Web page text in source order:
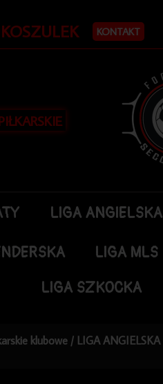
KONTAKT
LIGA ANGIELSKA
LIGA MLS
LIGA SZKOCKA
klubowe / LIGA ANGIELSKA